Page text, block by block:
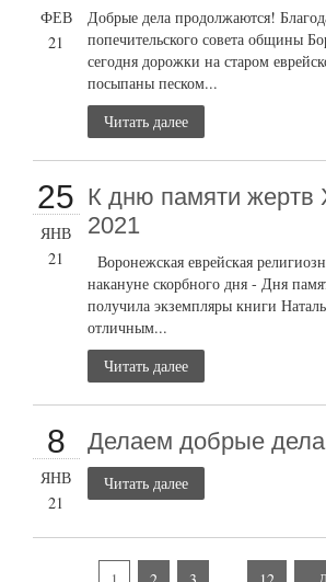
ФЕВ
21
Добрые дела продолжаются!
попечительского совета общины
сегодня дорожки на старом
посыпаны песком...
Читать далее
25
ЯНВ
21
К дню памяти жертв
2021
Воронежская еврейская
накануне скорбного дня - Дня
получила экземпляры книги
отличным...
Читать далее
8
ЯНВ
21
Делаем добрые
Читать далее